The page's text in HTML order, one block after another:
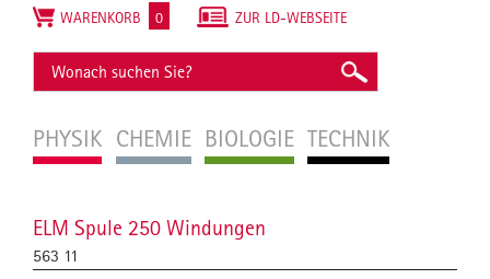
PHYSIK CHEMIE BIOLOGIE TECHNIK
ZUR LD-WEBSEITE
WARENKORB 0
ELM Spule 250 Windungen
563 11